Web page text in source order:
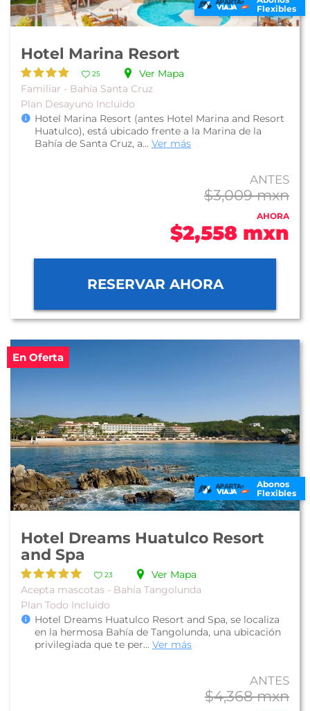
Flexibles
Hotel Marina Resort
25
Ver Mapa
Familiar - Bahía Santa Cruz
Plan Desayuno Incluido
Hotel Marina Resort (antes Hotel Marina and Resort
Huatulco), está ubicado frente a la Marina de la
Bahía de Santa Cruz, a... Ver más
ANTES
$3,009 mxn
AHORA
$2,558 mxn
RESERVAR AHORA
En Oferta
Abonos
Flexibles
Hotel Dreams Huatulco Resort
and Spa
23
Ver Mapa
Acepta mascotas - Bahía Tangolunda
Plan Todo Incluido
Hotel Dreams Huatulco Resort and Spa, se localiza
en la hermosa Bahía de Tangolunda, una ubicación
privilegiada que te per... Ver más
ANTES
$4,368 mxn